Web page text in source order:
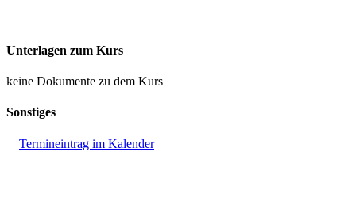
Unterlagen zum Kurs
keine Dokumente zu dem Kurs
Sonstiges
Termineintrag im Kalender